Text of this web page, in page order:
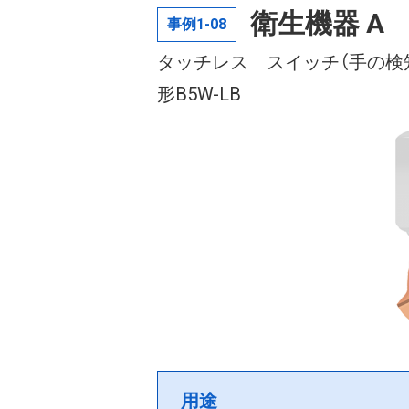
事例1-08 衛生機器 A
タッチレス スイッチ（手の検
形B5W-LB
用途